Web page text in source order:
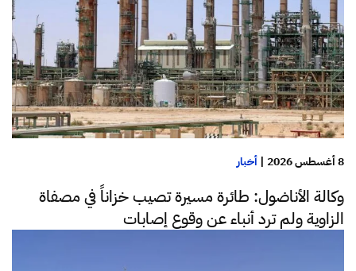
8 أغسطس 2026 | أخبار
وكالة الأناضول: طائرة مسيرة تصيب خزاناً في مصفاة
الزاوية ولم ترد أنباء عن وقوع إصابات